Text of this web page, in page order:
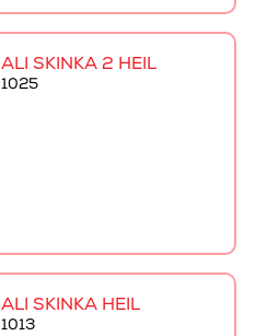
ALI SKINKA 2 HEIL
1025
ALI SKINKA HEIL
1013